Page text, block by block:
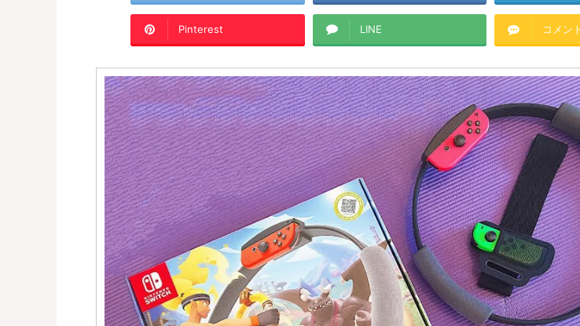
Pinterest LINE コメン